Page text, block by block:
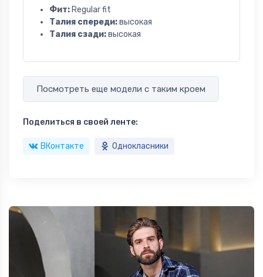
Фит: Regular fit
Талия спереди:высокая
Талия сзади:высокая
Посмотреть еще модели с таким кроем
Поделиться в своей ленте:
ВКонтакте Однокласники